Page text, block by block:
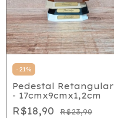
-21%
Pedestal Retangular
- 17cmx9cmx1,2cm
R$18,90 R$23,90